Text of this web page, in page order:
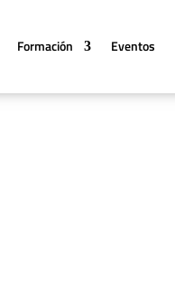
Formación Eventos